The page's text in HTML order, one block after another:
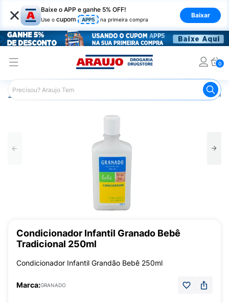
× Baixe o APP e ganhe 5% OFF!
Use o cupom APP5 na primeira compra
Baixar
0
Araujo Infantil Condicionador Infantil
Condicionador Infantil Granado Bebê
Tradicional 250ml
Condicionador Infantil Grandão Bebê 250ml
Marca:GRANADO